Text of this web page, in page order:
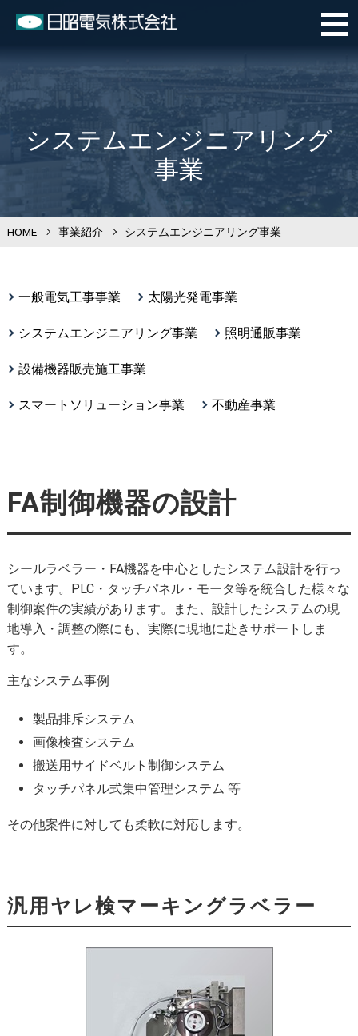
システムエンジニアリング
事業
HOME >
事業紹介 >システムエンジニアリング事業
一般電気工事事業 太陽光発電事業
システムエンジニアリング事業 照明通販事業
設備機器販売施工事業
スマートソリューション事業 不動産事業
FA制御機器の設計
シールラベラー・FA機器を中心としたシステム設計を行っ
ています。PLC・タッチパネル・モータ等を統合した様々な
制御案件の実績があります。また、設計したシステムの現
地導入・調整の際にも、実際に現地に赴きサポートしま
す。
主なシステム事例
製品排斥システム
画像検査システム
搬送用サイドベルト制御システム
タッチパネル式集中管理システム 等
その他案件に対しても柔軟に対応します。
汎用ヤレ検マーキングラベラー